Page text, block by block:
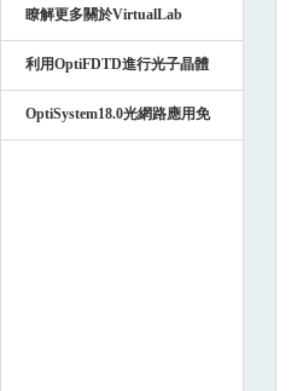
瞭解更多關於VirtualLab
利用OptiFDTD進行光子晶體
OptiSystem18.0光網路應用免